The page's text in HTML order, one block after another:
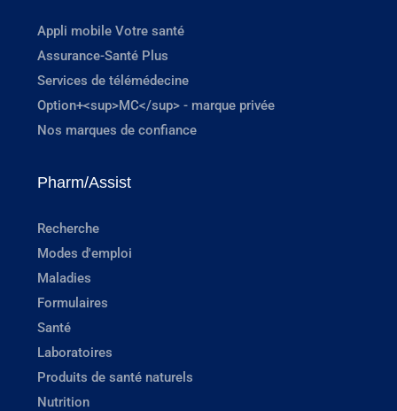
Appli mobile Votre santé
Assurance-Santé Plus
Services de télémédecine
Option+<sup>MC</sup> - marque privée
Nos marques de confiance
Pharm/Assist
Recherche
Modes d'emploi
Maladies
Formulaires
Santé
Laboratoires
Produits de santé naturels
Nutrition